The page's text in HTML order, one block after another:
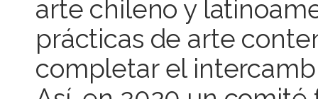
arte chileno y
prácticas de arte
completar el